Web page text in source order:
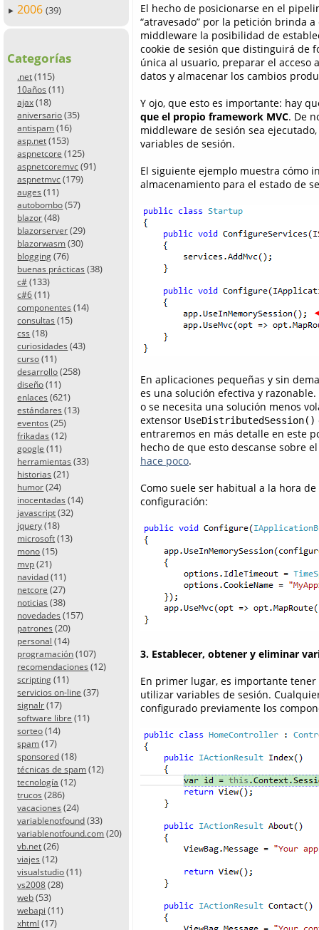
► 2006 (39)
Categorías
.net (115)
10años (11)
ajax (18)
aniversario (35)
antispam (16)
asp.net (153)
aspnetcore (125)
aspnetcoremvc (91)
aspnetmvc (179)
auges (11)
autobombo (57)
blazor (48)
blazorserver (29)
blazorwasm (30)
blogging (76)
buenas prácticas (38)
c# (133)
c#6 (11)
componentes (14)
consultas (15)
css (18)
curiosidades (43)
curso (11)
desarrollo (258)
diseño (11)
enlaces (621)
estándares (13)
eventos (25)
frikadas (12)
google (11)
herramientas (33)
historias (21)
humor (24)
inocentadas (14)
javascript (32)
jquery (18)
microsoft (13)
mono (15)
mvp (21)
navidad (11)
netcore (27)
noticias (38)
novedades (157)
patrones (20)
personal (14)
programación (107)
recomendaciones (12)
scripting (11)
servicios on-line (37)
signalr (17)
software libre (11)
sorteo (14)
spam (17)
sponsored (18)
técnicas de spam (12)
tecnología (12)
trucos (286)
vacaciones (24)
variablenotfound (33)
variablenotfound.com (20)
vb.net (26)
viajes (12)
visualstudio (11)
vs2008 (28)
web (53)
webapi (11)
xhtml (17)
El hecho de posicionarse en el
“atravesado” por la petición brinda a
middleware la posibilidad de
cookie de sesión que distinguirá de
única al usuario, preparar el acceso
datos y almacenar los cambios
Y ojo, que esto es importante: hay
que el propio framework MVC. De
middleware de sesión sea
variables de sesión.
El siguiente ejemplo muestra cómo
almacenamiento para el estado de
En aplicaciones pequeñas y sin
es una solución efectiva y
o se necesita una solución menos
extensor UseDistributedSession()
entraremos en más detalle en este
hecho de que esto descanse sobre
hace poco.
Como suele ser habitual a la hora
configuración:
3. Establecer, obtener y eliminar
En primer lugar, es importante
utilizar variables de sesión.
configurado previamente los